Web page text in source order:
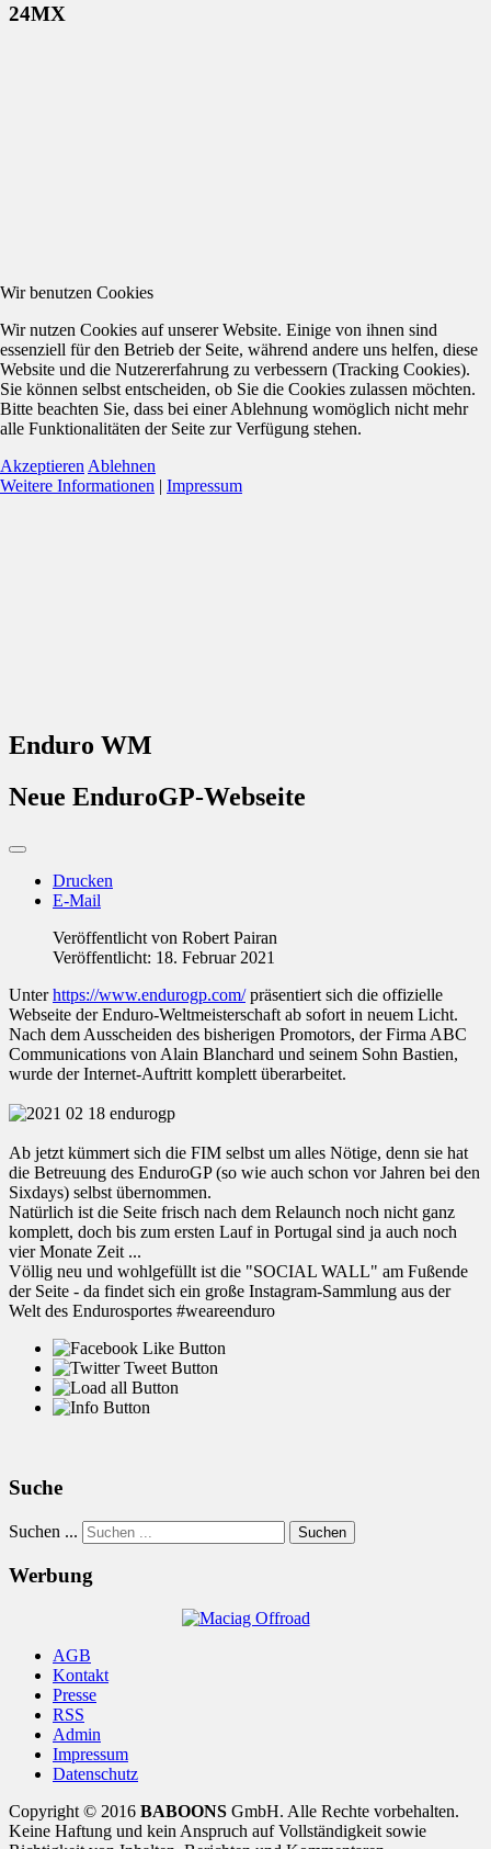
24MX
Enduro WM
Neue EnduroGP-Webseite
Drucken
E-Mail
Veröffentlicht von Robert Pairan
Veröffentlicht: 18. Februar 2021
Unterhttps://www.endurogp.com/präsentiert sich die offizielle
Webseite der Enduro-Weltmeisterschaft ab sofort in neuem Licht.
Nach dem Ausscheiden des bisherigen Promotors, der Firma ABC
Communications von Alain Blanchard und seinem Sohn Bastien,
wurde der Internet-Auftritt komplett überarbeitet.
Ab jetzt kümmert sich die FIM selbst um alles Nötige, denn sie hat
die Betreuung des EnduroGP (so wie auch schon vor Jahren bei den
Sixdays) selbst übernommen.
Natürlich ist die Seite frisch nach dem Relaunch noch nicht ganz
komplett, doch bis zum ersten Lauf in Portugal sind ja auch noch
vier Monate Zeit ...
Völlig neu und wohlgefüllt ist die "SOCIAL WALL" am Fußende
der Seite - da findet sich ein große Instagram-Sammlung aus der
Welt des Endurosportes #weareenduro
Suche
Suchen ... Suchen
Werbung
AGB
Kontakt
Presse
RSS
Admin
Impressum
Datenschutz
Copyright © 2016 BABOONS GmbH. Alle Rechte vorbehalten.
Keine Haftung und kein Anspruch auf Vollständigkeit sowie
Wir benutzen Cookies
Wir nutzen Cookies auf unserer Website. Einige von ihnen sind
essenziell für den Betrieb der Seite, während andere uns helfen, diese
Website und die Nutzererfahrung zu verbessern (Tracking Cookies).
Sie können selbst entscheiden, ob Sie die Cookies zulassen möchten.
Bitte beachten Sie, dass bei einer Ablehnung womöglich nicht mehr
alle Funktionalitäten der Seite zur Verfügung stehen.
Akzeptieren Ablehnen
Weitere Informationen | Impressum